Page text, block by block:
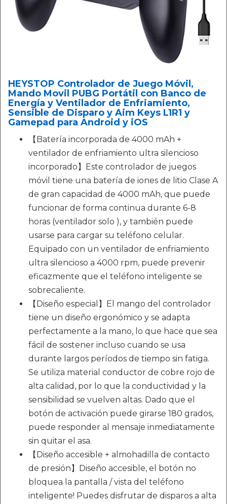
HEYSTOP Controlador de Juego Móvil,
Mando Movil PUBG Portátil con Banco de
Energía y Ventilador de Enfriamiento,
Sensible de Disparo y Aim Keys L1R1 y
Gamepad para Android y iOS
【Batería incorporada de 4000 mAh +
ventilador de enfriamiento ultra silencioso
incorporado】Este controlador de juegos
móvil tiene una batería de iones de litio Clase A
de gran capacidad de 4000 mAh, que puede
funcionar de forma continua durante 6-8
horas (ventilador solo ), y también puede
usarse para cargar su teléfono celular.
Equipado con un ventilador de enfriamiento
ultra silencioso a 4000 rpm, puede prevenir
eficazmente que el teléfono inteligente se
sobrecaliente.
【Diseño especial】El mango del controlador
tiene un diseño ergonómico y se adapta
perfectamente a la mano, lo que hace que sea
fácil de sostener incluso cuando se usa
durante largos períodos de tiempo sin fatiga.
Se utiliza material conductor de cobre rojo de
alta calidad, por lo que la conductividad y la
sensibilidad se vuelven altas. Dado que el
botón de activación puede girarse 180 grados,
puede responder al mensaje inmediatamente
sin quitar el asa.
【Diseño accesible + almohadilla de contacto
de presión】Diseño accesible, el botón no
bloquea la pantalla / vista del teléfono
inteligente! Puedes disfrutar de disparos a alta